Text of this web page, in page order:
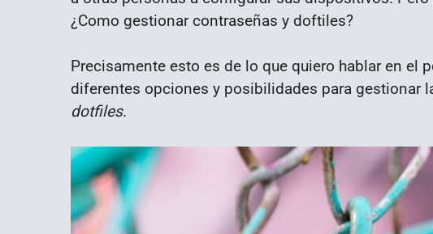
¿Como gestionar contraseñas y doftiles?
Precisamente esto es de lo que quiero hablar en el
diferentes opciones y posibilidades para gestionar
dotfiles.